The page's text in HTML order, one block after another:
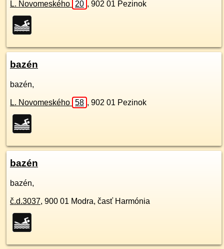
L. Novomeského 20 , 902 01 Pezinok
bazén
bazén,
L. Novomeského 58 , 902 01 Pezinok
bazén
bazén,
č.d.3037, 900 01 Modra, časť Harmónia